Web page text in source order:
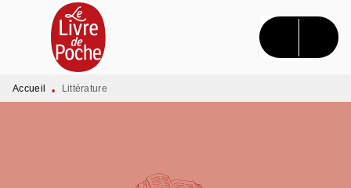
MENU RECHERCHE CONTENU
PIED DE PAGE
Accueil • Littérature